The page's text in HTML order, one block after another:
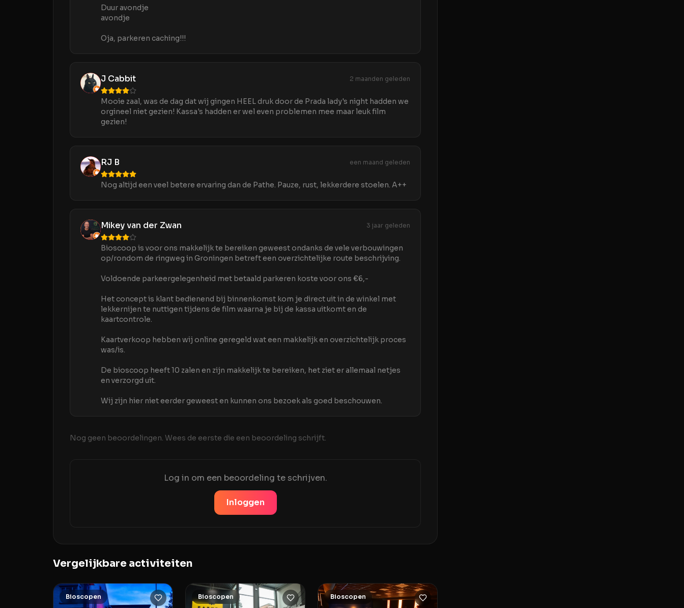
Duur avondje
avondje
Oja, parkeren caching!!!
J Cabbit 2 maanden geleden
Mooie zaal, was de dag dat wij gingen HEEL druk door de Prada lady's night hadden we
orgineel niet gezien! Kassa's hadden er wel even problemen mee maar leuk film
gezien!
RJ B een maand geleden
Nog altijd een veel betere ervaring dan de Pathe. Pauze, rust, lekkerdere stoelen. A++
Mikey van der Zwan 3 jaar geleden
Bioscoop is voor ons makkelijk te bereiken geweest ondanks de vele verbouwingen
op/rondom de ringweg in Groningen betreft een overzichtelijke route beschrijving.
Voldoende parkeergelegenheid met betaald parkeren koste voor ons €6,-
Het concept is klant bedienend bij binnenkomst kom je direct uit in de winkel met
lekkernijen te nuttigen tijdens de film waarna je bij de kassa uitkomt en de
kaartcontrole.
Kaartverkoop hebben wij online geregeld wat een makkelijk en overzichtelijk proces
was/is.
De bioscoop heeft 10 zalen en zijn makkelijk te bereiken, het ziet er allemaal netjes
en verzorgd uit.
Wij zijn hier niet eerder geweest en kunnen ons bezoek als goed beschouwen.
Nog geen beoordelingen. Wees de eerste die een beoordeling schrijft.
Log in om een beoordeling te schrijven.
Inloggen
Vergelijkbare activiteiten
Bioscopen Bioscopen Bioscopen